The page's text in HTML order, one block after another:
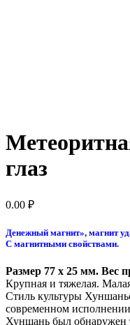
глаз
0.00 ₽
Денежный магнит», магнит
С магнитными свойствами.
Размер 77 x 25 мм. Вес
Крупная и тяжелая.
Стиль культуры
современном
Хуншань был обнаружен